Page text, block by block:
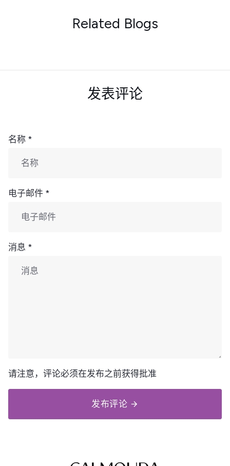
Related Blogs
发表评论
名称 *
电子邮件 *
消息 *
请注意，评论必须在发布之前获得批准
发布评论 arrow_forward